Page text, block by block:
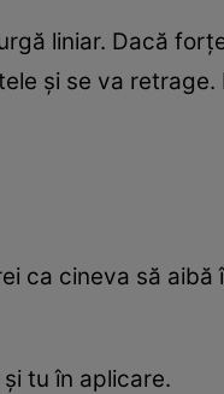
liniar. Dacă
şi se va retrage.
ca cineva să aibă
tu în aplicare.